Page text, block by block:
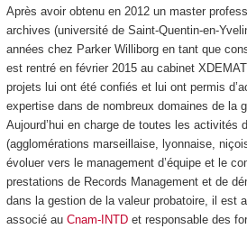
Après avoir obtenu en 2012 un master
archives (université de Saint-Quentin-en-
années chez Parker Williborg en tant que
est rentré en février 2015 au cabinet
projets lui ont été confiés et lui ont permis
expertise dans de nombreux domaines de la
Aujourd’hui en charge de toutes les activités
(agglomérations marseillaise, lyonnaise,
évoluer vers le management d’équipe et le
prestations de Records Management et de
dans la gestion de la valeur probatoire, il est
associé au Cnam-INTDet responsable des